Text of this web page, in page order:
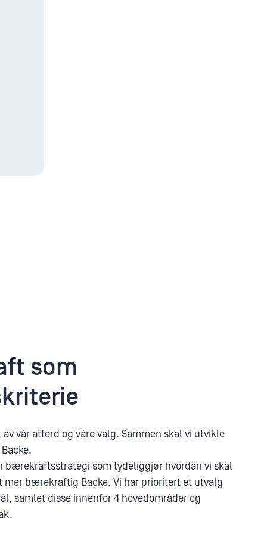
som
vår atferd og våre valg. Sammen skal vi utvikle
bærekraftsstrategi som tydeliggjør hvordan vi skal
mer bærekraftig Backe. Vi har prioritert et utvalg
samlet disse innenfor 4 hovedområder og